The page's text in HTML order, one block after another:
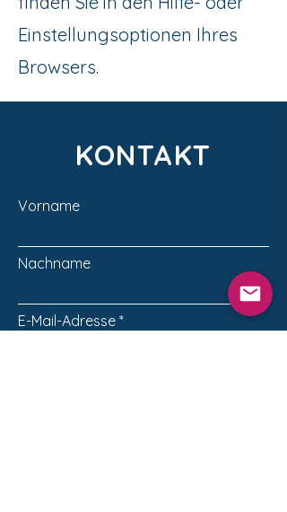
Einstellungsoptionen Ihres
Browsers.
KONTAKT
Vorname
Nachname
E-Mail-Adresse